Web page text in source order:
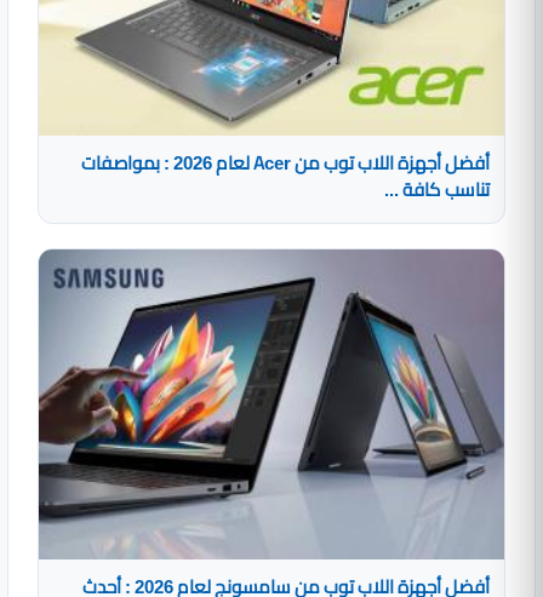
أفضل أجهزة اللاب توب من Acer لعام 2026 : بمواصفات
تناسب كافة ...
أفضل أجهزة اللاب توب من سامسونج لعام 2026 : أحدث